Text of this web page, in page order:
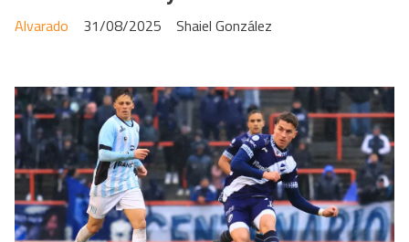
Shaiel González
Alvarado 31/08/2025